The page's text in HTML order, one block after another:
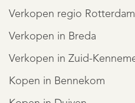
Verkopen regio Rotterdam
Verkopen in Breda
Verkopen in Zuid-
Kopen in Bennekom